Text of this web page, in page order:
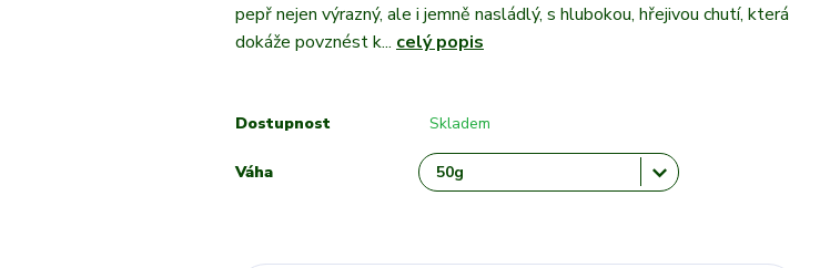
pepř nejen výrazný, ale i jemně nasládlý, s hlubokou, hřejivou chutí, která
dokáže povznést k... celý popis
Dostupnost Skladem
Váha